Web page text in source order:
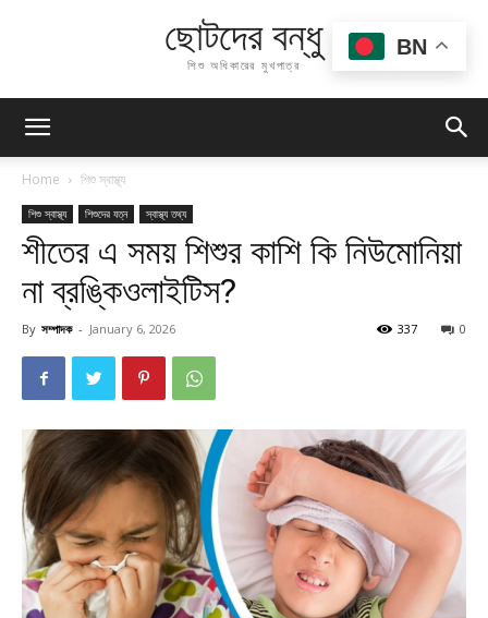
ছোটদের বন্ধু
শিশু অধিকারের মুখপাত্র
Home শিশু স্বাস্থ্য
শিশু স্বাস্থ্য শিশুদের যত্ন স্বাস্থ্য তথ্য
শীতের এ সময় শিশুর কাশি কি নিউমোনিয়া
না ব্রঙ্কিওলাইটিস?
By সম্পাদক - January 6, 2026 0
337
BN